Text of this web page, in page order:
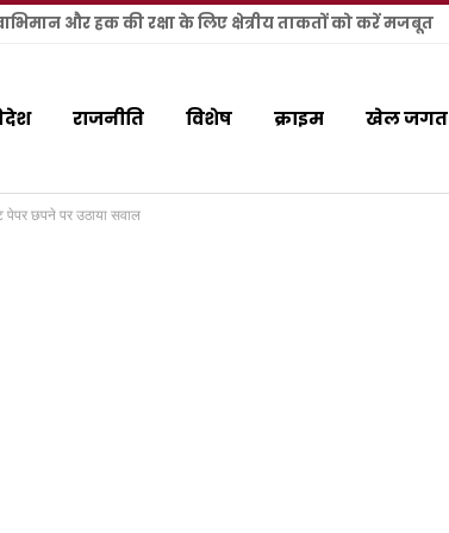
और हक की रक्षा के लिए क्षेत्रीय ताकतों को करें मजबूत
राजनीति विशेष क्राइम खेल जगत
पेपर छपने पर उठाया सवाल